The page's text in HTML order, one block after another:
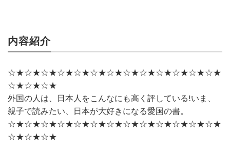
内容紹介
☆★☆★☆★☆★☆★☆★☆★☆★☆★☆★☆★☆★☆★
☆★☆★☆★
外国の人は、日本人をこんなにも高く評している!いま、
親子で読みたい、日本が大好きになる愛国の書。
☆★☆★☆★☆★☆★☆★☆★☆★☆★☆★☆★☆★☆★
☆★☆★☆★